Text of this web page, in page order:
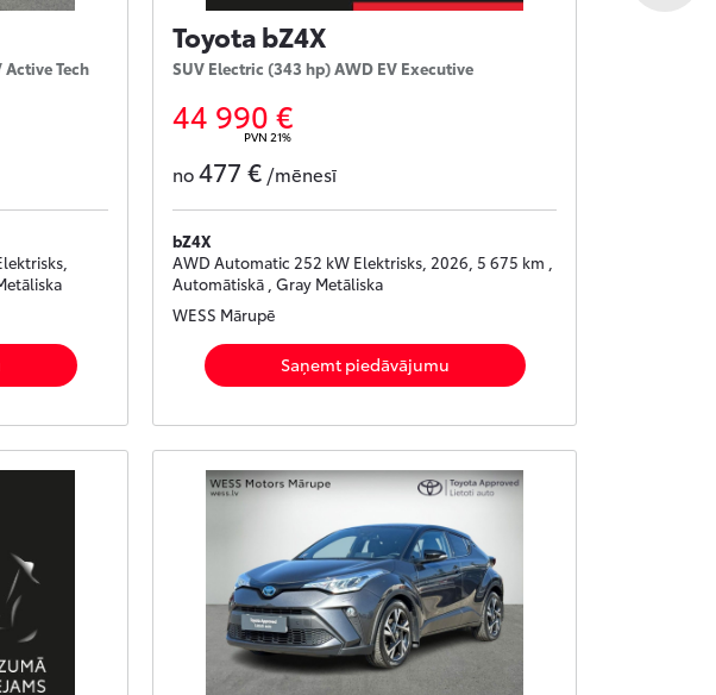
Tech
Toyota bZ4X
SUV Electric (343 hp) AWD EV Executive
44 990 €
PVN 21%
no477 € /mēnesī
bZ4X
AWD Automatic 252 kW Elektrisks, 2026, 5 675 km ,
Automātiskā , Gray Metāliska
WESS Mārupē
Saņemt piedāvājumu